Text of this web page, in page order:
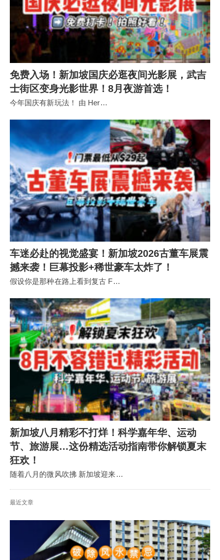
免费入场！新加坡国庆必逛夜间光影展，武吉
士街区变身光影世界！8月夜游首选！
今年国庆有新玩法！ 由 Her…
车迷必赴的视觉盛宴！新加坡2026古董车展震
撼来袭！巨幕投影+稀世豪车太炸了！
假设你是那种在路上看到复古 F…
新加坡八月精彩不打烊！科学嘉年华、运动
节、旅游展…这份精选活动指南带你解锁夏末
狂欢！
随着八月的微风吹拂 新加坡迎来…
最近文章